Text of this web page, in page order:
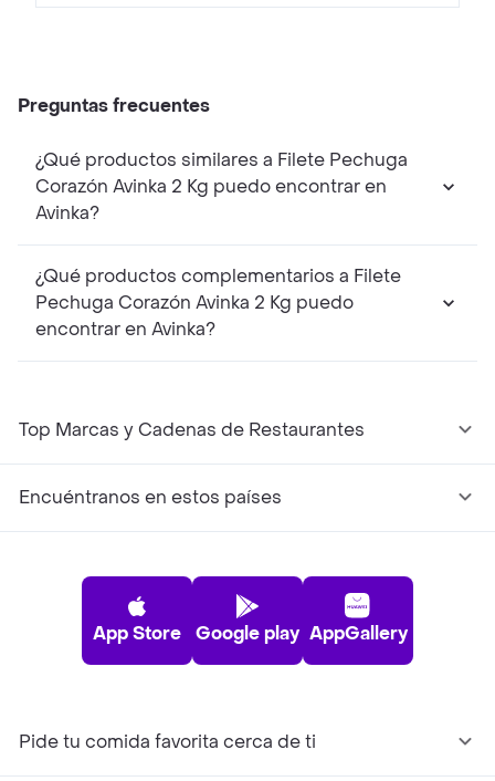
Preguntas frecuentes
¿Qué productos similares a Filete Pechuga
Corazón Avinka 2 Kg puedo encontrar en
Avinka?
¿Qué productos complementarios a Filete
Pechuga Corazón Avinka 2 Kg puedo
encontrar en Avinka?
Top Marcas y Cadenas de Restaurantes
Encuéntranos en estos países
App Store Google play AppGallery
Pide tu comida favorita cerca de ti